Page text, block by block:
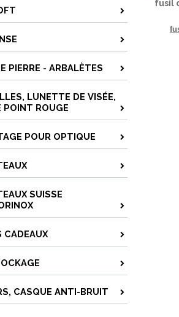
PIERRE - ARBALÈTES
LUNETTE DE VISÉE,
POINT ROUGE
POUR OPTIQUE
SUISSE
CADEAUX
CASQUE ANTI-BRUIT
fusil